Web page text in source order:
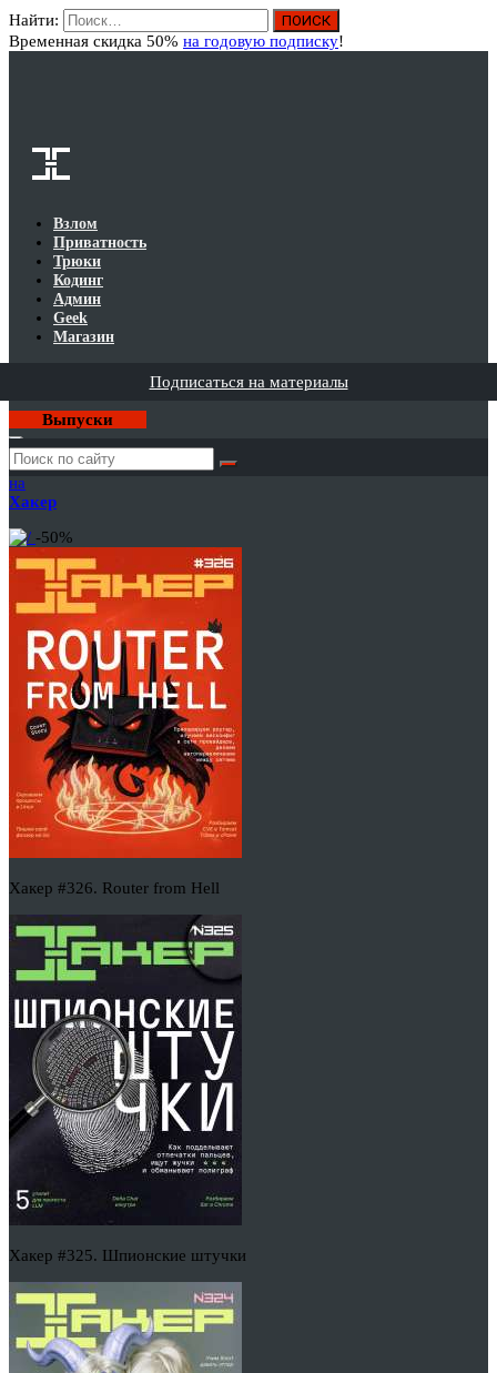
Найти:
Временная скидка 50% на годовую подписку!
Взлом
Приватность
Трюки
Кодинг
Админ
Geek
Магазин
Подписаться на материалы
Выпуски
Годовая
подписка
на
Хакер
-50%
Хакер #326. Router from Hell
Хакер #325. Шпионские штучки